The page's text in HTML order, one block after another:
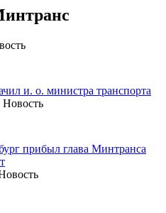
и. о. министра транспорта
Новость
прибыл глава Минтранса